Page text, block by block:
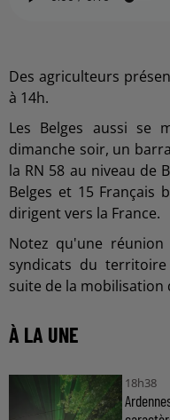
Des agriculteurs
à 14h.
Les Belges aussi se
dimanche soir, un
la RN 58 au niveau de
Belges et 15 Français
dirigent vers la France.
Notez qu'une
syndicats du
suite de la mobilisation
À LA UNE
18h38